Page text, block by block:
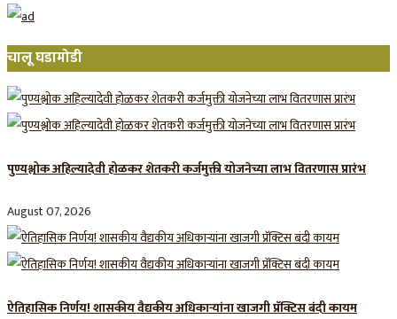
चालू घडामोडी
पुण्यश्लोक अहिल्यादेवी होळकर शेतकरी कर्जमुक्ती योजनेच्या लाभ वितरणास प्रारंभ
August 07, 2026
ऐतिहासिक निर्णय! शासकीय वैद्यकीय अधिकाऱ्यांना खाजगी प्रॅक्टिस बंदी कायम